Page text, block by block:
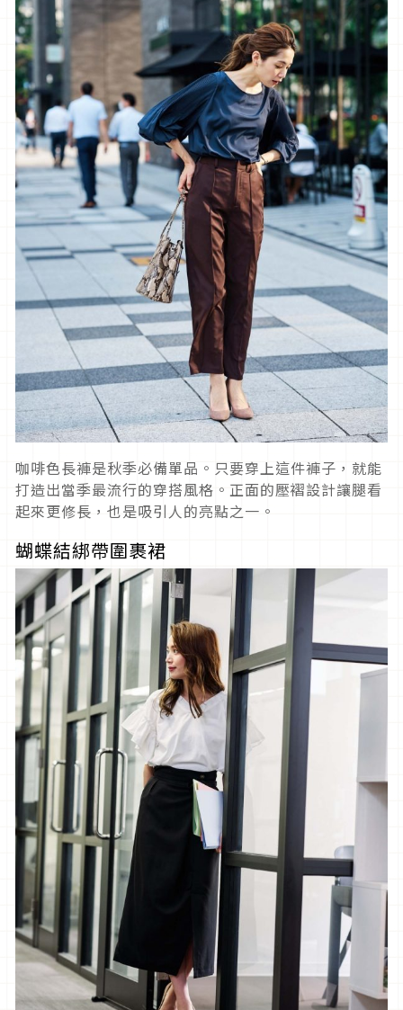
咖啡色長褲是秋季必備單品。只要穿上這件褲子，就能
打造出當季最流行的穿搭風格。正面的壓褶設計讓腿看
起來更修長，也是吸引人的亮點之一。
蝴蝶結綁帶圍裹裙